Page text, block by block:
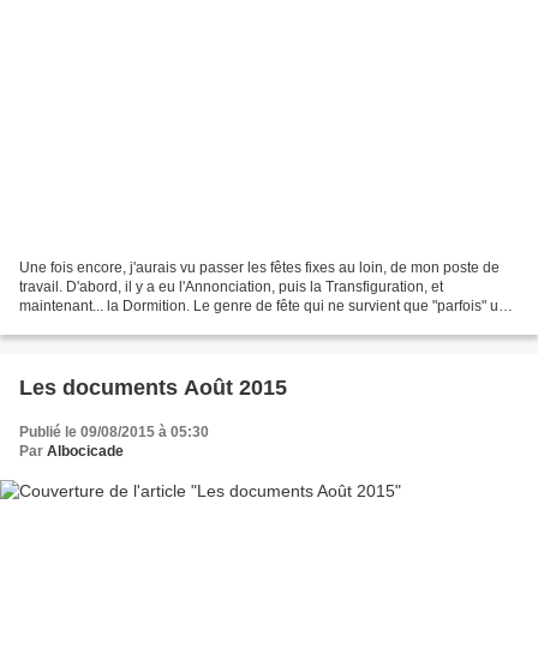
Une fois encore, j'aurais vu passer les fêtes fixes au loin, de mon poste de
travail. D'abord, il y a eu l'Annonciation, puis la Transfiguration, et
maintenant... la Dormition. Le genre de fête qui ne survient que "parfois" un
Les documents Août 2015
Publié le 09/08/2015 à 05:30
Par Albocicade